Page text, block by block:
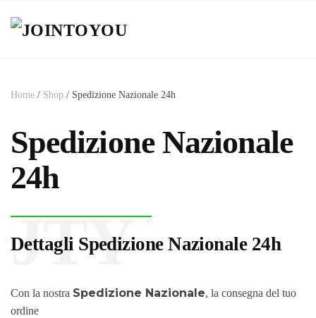
Home / Shop / Spedizione Nazionale 24h
Spedizione Nazionale
24h
JTY
Dettagli Spedizione Nazionale 24h
Con la nostra Spedizione Nazionale, la consegna del tuo
ordine